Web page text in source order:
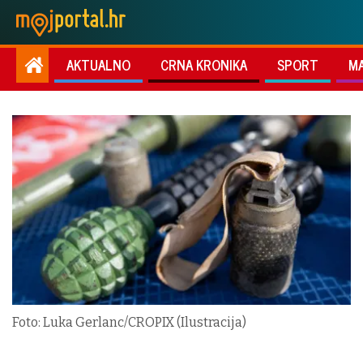
AKTUALNO CRNA KRONIKA SPORT
Foto: Luka Gerlanc/CROPIX (Ilustracija)